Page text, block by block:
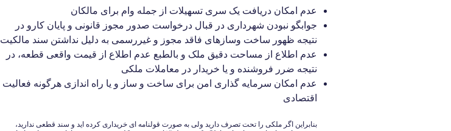
عدم امکان دریافت یک سری تسهیلات از جمله وام برای مالکان
جوابگو نبودن شهرداری در قبال درخواست صدور مجوز قانونی و پایان کارو در
نتیجه ظهور ساخت وسازهای فاقد مجوز و غیررسمی به دلیل نداشتن سند مالکیت
عدم اطلاع از مساحت دقیق ملک و بالطبع عدم اطلاع از قیمت واقعی قطعه، در
نتیجه ضرر فروشنده و یا خریدار در معاملات ملکی
عدم امکان سرمایه گذاری امن برای ساخت و ساز و یا راه اندازی هرگونه فعالیت
اقتصادی
بنابراین اگر ملکی را تحت تصرف دارید ولی به صورت قولنامه ای خریداری کرده اید و سند قطعی ندارید،